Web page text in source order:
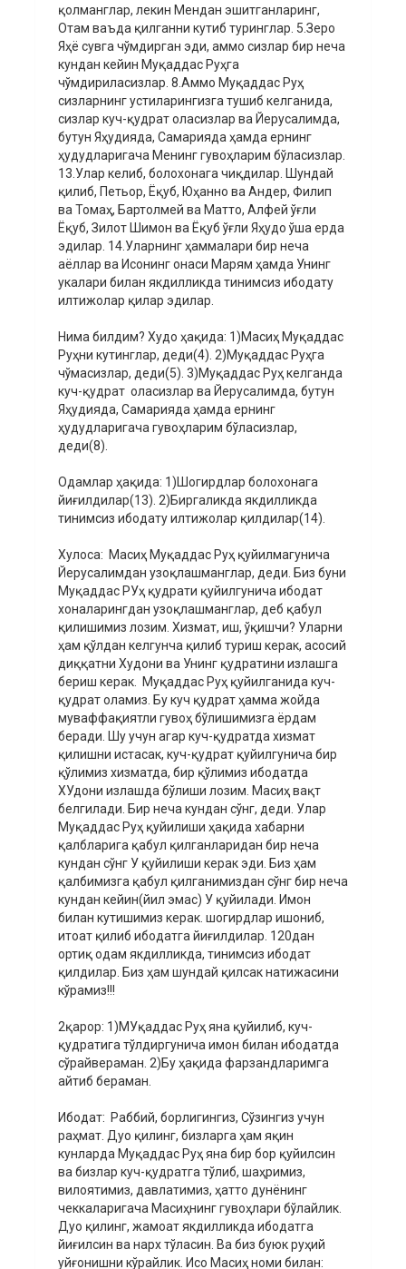
қолманглар, лекин Мендан эшитганларинг,
Отам ваъда қилганни кутиб туринглар. 5.Зеро
Яҳё сувга чўмдирган эди, аммо сизлар бир неча
кундан кейин Муқаддас Руҳга
чўмдириласизлар. 8.Аммо Муқаддас Руҳ
сизларнинг устиларингизга тушиб келганида,
сизлар куч-қудрат оласизлар ва Йерусалимда,
бутун Яҳудияда, Самарияда ҳамда ернинг
ҳудудларигача Менинг гувоҳларим бўласизлар.
13.Улар келиб, болохонага чиқдилар. Шундай
қилиб, Петьор, Ёқуб, Юҳанно ва Андер, Филип
ва Томаҳ, Бартолмей ва Матто, Алфей ўғли
Ёқуб, Зилот Шимон ва Ёқуб ўғли Яҳудо ўша ерда
эдилар. 14.Уларнинг ҳаммалари бир неча
аёллар ва Исонинг онаси Марям ҳамда Унинг
укалари билан якдилликда тинимсиз ибодату
илтижолар қилар эдилар.
Нима билдим? Худо ҳақида: 1)Масиҳ Муқаддас
Руҳни кутинглар, деди(4). 2)Муқаддас Руҳга
чўмасизлар, деди(5). 3)Муқаддас Руҳ келганда
куч-қудрат оласизлар ва Йерусалимда, бутун
Яҳудияда, Самарияда ҳамда ернинг
ҳудудларигача гувоҳларим бўласизлар,
деди(8).
Одамлар ҳақида: 1)Шогирдлар болохонага
йиғилдилар(13). 2)Биргаликда якдилликда
тинимсиз ибодату илтижолар қилдилар(14).
Хулоса: Масиҳ Муқаддас Руҳ қуйилмагунича
Йерусалимдан узоқлашманглар, деди. Биз буни
Муқаддас РУҳ қудрати қуйилгунича ибодат
хоналарингдан узоқлашманглар, деб қабул
қилишимиз лозим. Хизмат, иш, ўқишчи? Уларни
ҳам қўлдан келгунча қилиб туриш керак, асосий
диққатни Худони ва Унинг қудратини излашга
бериш керак. Муқаддас Руҳ қуйилганида куч-
қудрат оламиз. Бу куч қудрат ҳамма жойда
муваффақиятли гувоҳ бўлишимизга ёрдам
беради. Шу учун агар куч-қудратда хизмат
қилишни истасак, куч-қудрат қуйилгунича бир
қўлимиз хизматда, бир қўлимиз ибодатда
ХУдони излашда бўлиши лозим. Масиҳ вақт
белгилади. Бир неча кундан сўнг, деди. Улар
Муқаддас Руҳ қуйилиши ҳақида хабарни
қалбларига қабул қилганларидан бир неча
кундан сўнг У қуйилиши керак эди. Биз ҳам
қалбимизга қабул қилганимиздан сўнг бир неча
кундан кейин(йил эмас) У қуйилади. Имон
билан кутишимиз керак. шогирдлар ишониб,
итоат қилиб ибодатга йиғилдилар. 120дан
ортиқ одам якдилликда, тинимсиз ибодат
қилдилар. Биз ҳам шундай қилсак натижасини
кўрамиз!!!
2қарор: 1)МУқаддас Руҳ яна қуйилиб, куч-
қудратига тўлдиргунича имон билан ибодатда
сўрайвераман. 2)Бу ҳақида фарзандларимга
айтиб бераман.
Ибодат: Раббий, борлигингиз, Сўзингиз учун
раҳмат. Дуо қилинг, бизларга ҳам яқин
кунларда Муқаддас Руҳ яна бир бор қуйилсин
ва бизлар куч-қудратга тўлиб, шаҳримиз,
вилоятимиз, давлатимиз, ҳатто дунёнинг
чеккаларигача Масиҳнинг гувоҳлари бўлайлик.
Дуо қилинг, жамоат якдилликда ибодатга
йиғилсин ва нарх тўласин. Ва биз буюк руҳий
уйғонишни кўрайлик. Исо Масиҳ номи билан: